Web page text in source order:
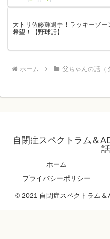
大トリ佐藤輝選手！ラッキーゾー
希望！【野球話】
ホーム 父ちゃんの話（
自閉症スペクトラム＆
話
ホーム
プライバシーポリシー
© 2021 自閉症スペクトラム＆